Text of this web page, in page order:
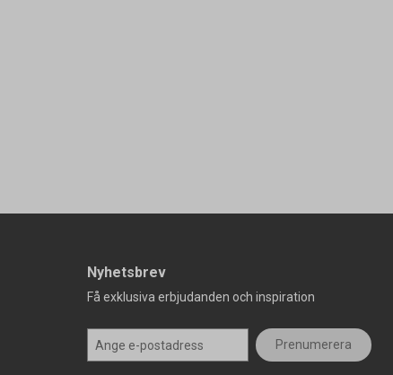
Nyhetsbrev
Få exklusiva erbjudanden och inspiration
Prenumerera